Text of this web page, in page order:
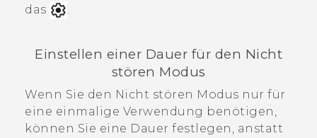
das
Einstellen einer Dauer für den Nicht
stören Modus
Wenn Sie den Nicht stören Modus nur für
eine einmalige Verwendung benötigen,
können Sie eine Dauer festlegen, anstatt